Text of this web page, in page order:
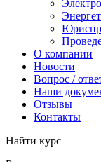
О компании
Новости
Вопрос /
Наши
Отзывы
Контакты
Найти курс